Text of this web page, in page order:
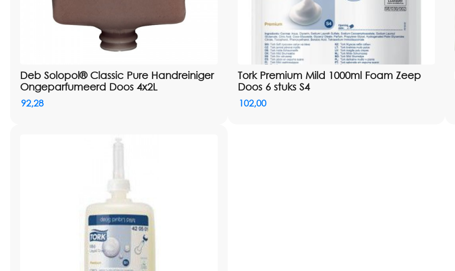
Deb Solopol® Classic Pure Handreiniger
Ongeparfumeerd Doos 4x2L
92,28
Tork Premium Mild 1000ml Foam Zeep
Doos 6 stuks S4
102,00